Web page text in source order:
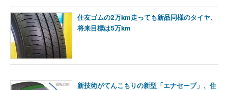
住友ゴムの2万km走っても新品同様のタイヤ、
将来目標は5万km
新技術がてんこもりの新型「エナセーブ」、住